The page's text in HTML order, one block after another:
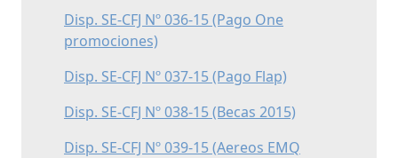
Disp. SE-CFJ Nº 036-15 (Pago One
promociones)
Disp. SE-CFJ Nº 037-15 (Pago Flap)
Disp. SE-CFJ Nº 038-15 (Becas 2015)
Disp. SE-CFJ Nº 039-15 (Aereos EMQ